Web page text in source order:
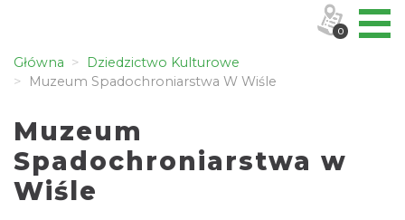
Główna
Dziedzictwo Kulturowe
Muzeum Spadochroniarstwa W Wiśle
Muzeum
Spadochroniarstwa w
Wiśle
0